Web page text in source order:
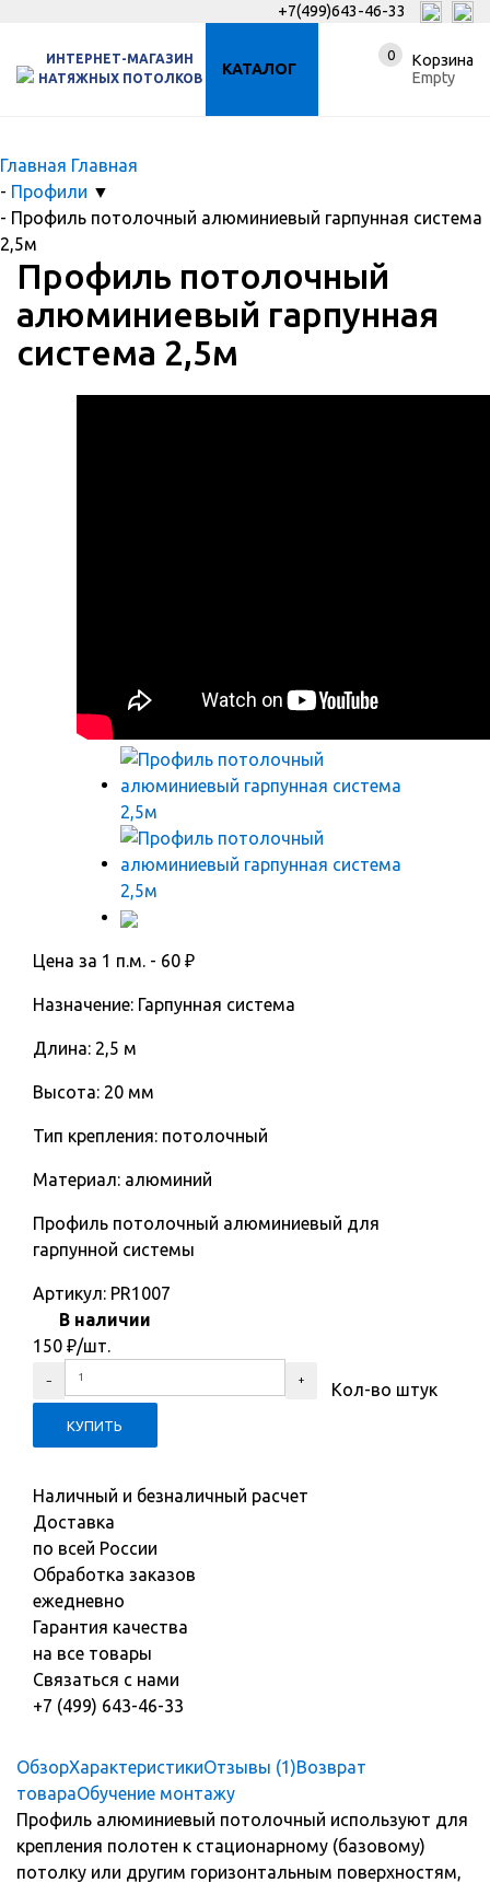
+7(499)643-46-33
ИНТЕРНЕТ-МАГАЗИН
НАТЯЖНЫХ ПОТОЛКОВ
КАТАЛОГ
0
Корзина
Empty
Главная Главная
- Профили ▼
- Профиль потолочный алюминиевый гарпунная система
2,5м
Профиль потолочный
алюминиевый гарпунная
система 2,5м
Цена за 1 п.м. - 60 ₽
Назначение: Гарпунная система
Длина: 2,5 м
Высота: 20 мм
Тип крепления: потолочный
Материал: алюминий
Профиль потолочный алюминиевый для
гарпунной системы
Артикул: PR1007
В наличии
150 ₽/шт.
Кол-во штук
Наличный и безналичный расчет
Доставка
по всей России
Обработка заказов
ежедневно
Гарантия качества
на все товары
Связаться с нами
+7 (499) 643-46-33
ОбзорХарактеристикиОтзывы (1)Возврат
товараОбучение монтажу
Профиль алюминиевый потолочный используют для
крепления полотен к стационарному (базовому)
потолку или другим горизонтальным поверхностям,